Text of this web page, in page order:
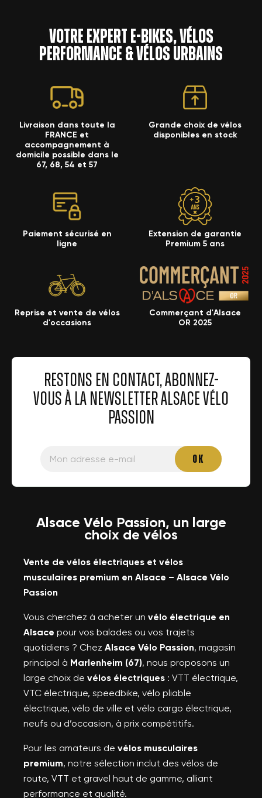
Votre expert e-bikes, vélos
performance & vélos urbains
Livraison dans toute la
FRANCE et
accompagnement à
domicile possible dans le
67, 68, 54 et 57
Grande choix de vélos
disponibles en stock
Paiement sécurisé en
ligne
Extension de garantie
Premium 5 ans
Reprise et vente de vélos
d'occasions
Commerçant d'Alsace
OR 2025
RESTONS EN CONTACT, ABONNEZ-
VOUS À LA NEWSLETTER ALSACE VÉLO
PASSION
Alsace Vélo Passion, un large
choix de vélos
Vente de vélos électriques et vélos
musculaires premium en Alsace – Alsace Vélo
Passion
Vous cherchez à acheter un vélo électrique en
Alsace pour vos balades ou vos trajets
quotidiens ? Chez Alsace Vélo Passion, magasin
principal à Marlenheim (67), nous proposons un
large choix de vélos électriques : VTT électrique,
VTC électrique, speedbike, vélo pliable
électrique, vélo de ville et vélo cargo électrique,
neufs ou d’occasion, à prix compétitifs.
Pour les amateurs de vélos musculaires
premium, notre sélection inclut des vélos de
route, VTT et gravel haut de gamme, alliant
performance et qualité.